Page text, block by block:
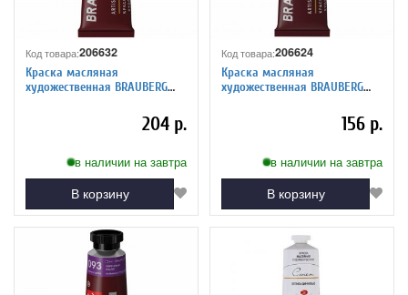
Код товара:206632
Краска масляная
художественная BRAUBERG
серия, УМБРА НАТУРАЛЬНАЯ,
204 р.
в наличии на завтра
В корзину
Код товара:206624
Краска масляная
художественная BRAUBERG
серия, ТЕЛЕСНАЯ, 191403156 р.
в наличии на завтра
В корзину